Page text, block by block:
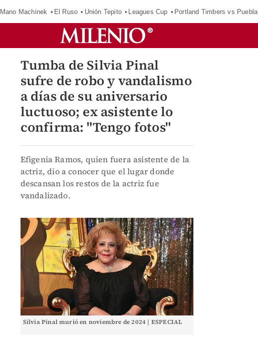
Mano Machinek El Ruso Unión Tepito Leagues Cup Portland Timbers vs Puebla
Tumba de Silvia Pinal
sufre de robo y vandalismo
a días de su aniversario
luctuoso; ex asistente lo
confirma: "Tengo fotos"
Efigenia Ramos, quien fuera asistente de la
actriz, dio a conocer que el lugar donde
descansan los restos de la actriz fue
vandalizado.
Silvia Pinal murió en noviembre de 2024 | ESPECIAL